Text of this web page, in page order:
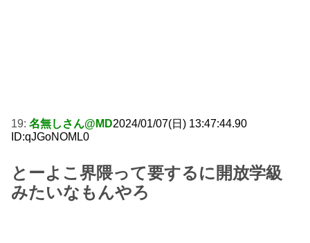
19: 名無しさん@MD2024/01/07(日) 13:47:44.90
ID:qJGoNOML0
とーよこ界隈って要するに開放学級
みたいなもんやろ